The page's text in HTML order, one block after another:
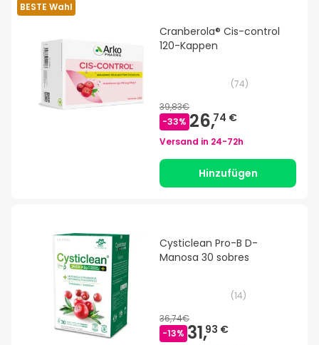
BESTE Wahl
Cranberola® Cis-control
120-Kappen
(74)
39,83€
-33% 26,74 €
Versand in 24-72h
Hinzufügen
Cysticlean Pro-B D-
Manosa 30 sobres
(14)
36,74€
-13% 31,93 €